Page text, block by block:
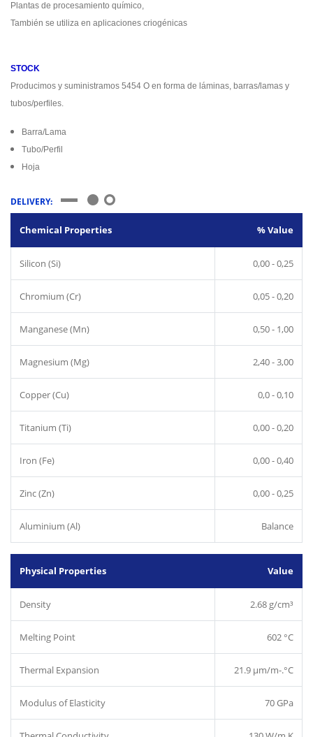
Plantas de procesamiento químico,
También se utiliza en aplicaciones criogénicas
STOCK
Producimos y suministramos 5454 O en forma de láminas, barras/lamas y
tubos/perfiles.
Barra/Lama
Tubo/Perfil
Hoja
DELIVERY:
Chemical Properties % Value
Silicon (Si) 0,00 - 0,25
Chromium (Cr) 0,05 - 0,20
Manganese (Mn) 0,50 - 1,00
Magnesium (Mg) 2,40 - 3,00
Copper (Cu) 0,0 - 0,10
Titanium (Ti) 0,00 - 0,20
Iron (Fe) 0,00 - 0,40
Zinc (Zn) 0,00 - 0,25
Aluminium (Al) Balance
Physical Properties Value
Density 2.68 g/cm³
Melting Point 602 °C
Thermal Expansion 21.9 µm/m-.°C
Modulus of Elasticity 70 GPa